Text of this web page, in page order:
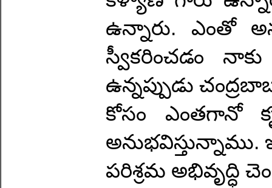
ఉన్నారు. ఎంతో
స్వీకరించడం
ఉన్నప్పుడు
కోసం ఎంతగానో
అనుభవిస్తున్నాము.
పరిశ్రమ అభివృద్ధి